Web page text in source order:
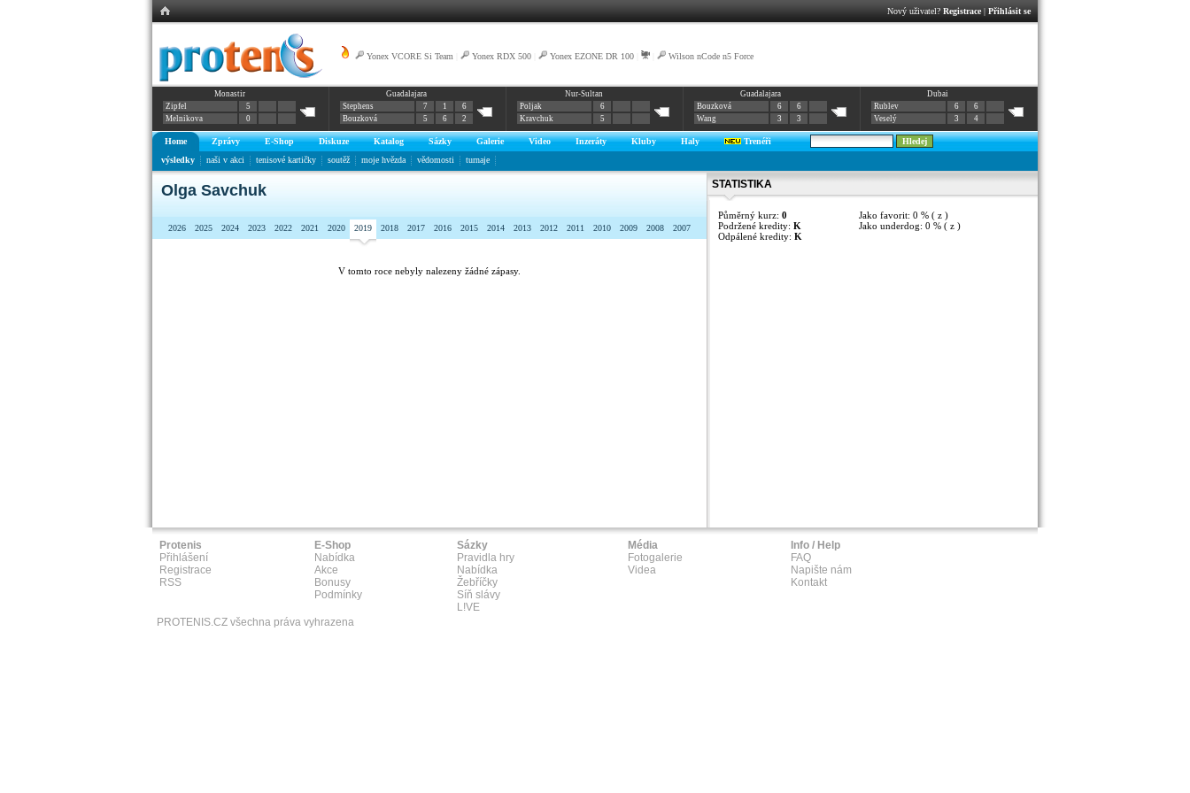
Nový uživatel? Registrace| Přihlásit se
Yonex VCORE Si Team Yonex RDX 500 Yonex EZONE DR 100 Wilson nCode n5 Force
Monastir
Zipfel
5
Melnikova
0
Guadalajara
Stephens
7 1
6
Bouzková
5 6 2
Nur-Sultan
Poljak
6
Kravchuk
5
Guadalajara
Bouzková
6
6
Wang
3 3
Dubai
Rublev
6
6
Veselý
3 4
Home Zprávy E-Shop Diskuze Katalog Sázky Galerie Video Inzeráty Kluby Haly
Trenéři
výsledky
naši v akci tenisové kartičky soutěž moje hvězda vědomosti turnaje
Olga Savchuk
2026 2025 2024 2023 2022 2021 2020 2019 2018 2017 2016 2015 2014 2013 2012 2011 2010 2009 2008 2007
V tomto roce nebyly nalezeny žádné zápasy.
STATISTIKA
Půměrný kurz: 0
Podržené kredity: K
Odpálené kredity: K
Jako favorit: 0 % ( z )
Jako underdog: 0 % ( z )
Protenis
Přihlášení
Registrace
RSS
E-Shop
Nabídka
Akce
Bonusy
Podmínky
Sázky
Pravidla hry
Nabídka
Žebříčky
Síň slávy
L!VE
Média
Fotogalerie
Videa
Info / Help
FAQ
Napište nám
Kontakt
PROTENIS.CZ všechna práva vyhrazena